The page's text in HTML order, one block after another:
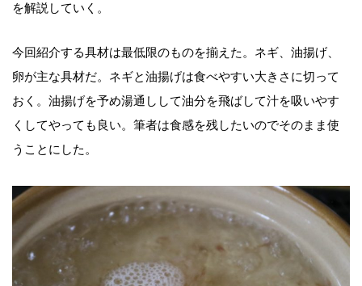
を解説していく。
今回紹介する具材は最低限のものを揃えた。ネギ、油揚げ、
卵が主な具材だ。ネギと油揚げは食べやすい大きさに切って
おく。油揚げを予め湯通しして油分を飛ばして汁を吸いやす
くしてやっても良い。筆者は食感を残したいのでそのまま使
うことにした。